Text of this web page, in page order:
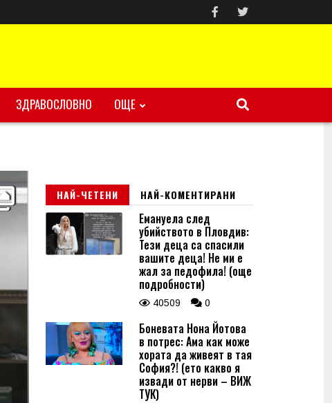
ЗДРАВОСЛОВНО ОЩЕ
НАЙ-ЧЕТЕНИ НАЙ-КОМЕНТИРАНИ
Емануела след
убийството в Пловдив:
Тези деца са спасили
вашите деца! Не ми е
жал за педофила! (още
подробности)
40509 0
Боневата Нона Йотова
в потрес: Ама как може
хората да живеят в тая
София?! (ето какво я
извади от нерви – ВИЖ
ТУК)